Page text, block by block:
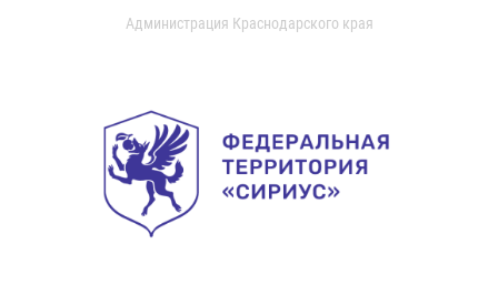
Администрация Краснодарского края